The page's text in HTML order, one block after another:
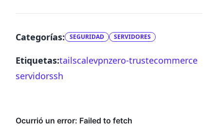
Categorías: SEGURIDAD SERVIDORES
Etiquetas:tailscalevpnzero-trustecommerce
servidorssh